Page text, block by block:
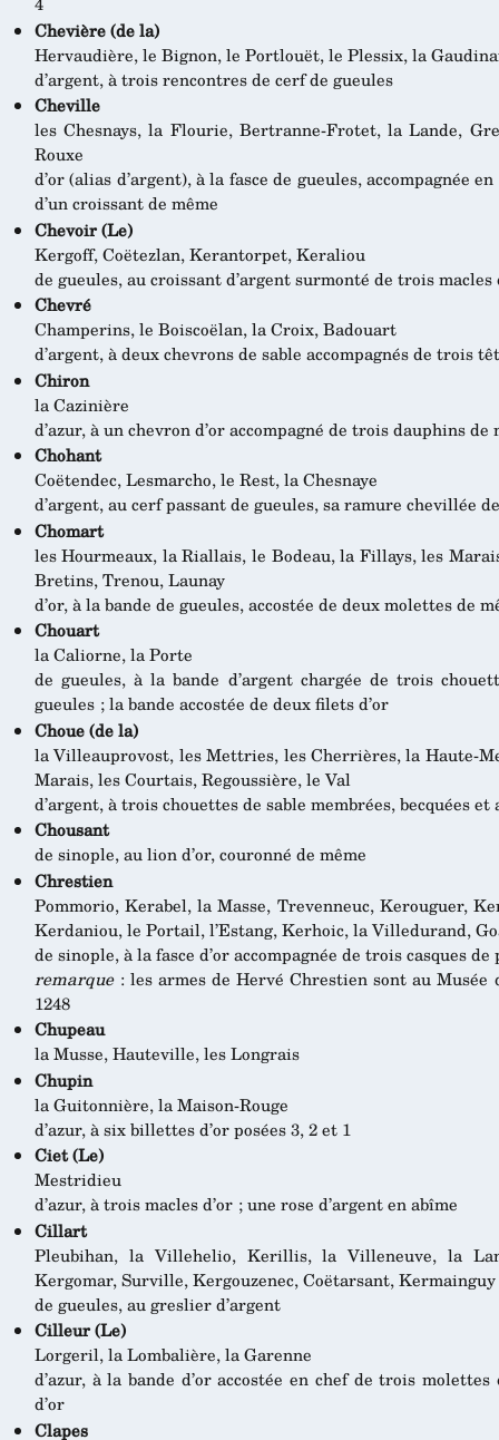
Chevière (de la)
Hervaudière, le Bignon, le Portlouët, le Plessix, la
d’argent, à trois rencontres de cerf de gueules
Cheville
les Chesnays, la Flourie, Bertranne-Frotet, la Lande,
Rouxe
d’or (alias d’argent), à la fasce de gueules, accompagnée
d’un croissant de même
Chevoir (Le)
Kergoff, Coëtezlan, Kerantorpet, Keraliou
de gueules, au croissant d’argent surmonté de trois macles
Chevré
Champerins, le Boiscoëlan, la Croix, Badouart
d’argent, à deux chevrons de sable accompagnés de trois
Chiron
la Cazinière
d’azur, à un chevron d’or accompagné de trois dauphins de
Chohant
Coëtendec, Lesmarcho, le Rest, la Chesnaye
d’argent, au cerf passant de gueules, sa ramure chevillée
Chomart
les Hourmeaux, la Riallais, le Bodeau, la Fillays, les
Bretins, Trenou, Launay
d’or, à la bande de gueules, accostée de deux molettes de
Chouart
la Caliorne, la Porte
de gueules, à la bande d’argent chargée de trois
gueules ; la bande accostée de deux filets d’or
Choue (de la)
la Villeauprovost, les Mettries, les Cherrières, la Haute-
Marais, les Courtais, Regoussière, le Val
d’argent, à trois chouettes de sable membrées, becquées
Chousant
de sinople, au lion d’or, couronné de même
Chrestien
Pommorio, Kerabel, la Masse, Trevenneuc, Kerouguer,
Kerdaniou, le Portail, l’Estang, Kerhoic, la Villedurand,
de sinople, à la fasce d’or accompagnée de trois casques
remarque: les armes de Hervé Chrestien sont au Musée
1248
Chupeau
la Musse, Hauteville, les Longrais
Chupin
la Guitonnière, la Maison-Rouge
d’azur, à six billettes d’or posées 3, 2 et 1
Ciet (Le)
Mestridieu
d’azur, à trois macles d’or ; une rose d’argent en abîme
Cillart
Pleubihan, la Villehelio, Kerillis, la Villeneuve, la
Kergomar, Surville, Kergouzenec, Coëtarsant, Kermainguy
de gueules, au greslier d’argent
Cilleur (Le)
Lorgeril, la Lombalière, la Garenne
d’azur, à la bande d’or accostée en chef de trois
d’or
Clapes